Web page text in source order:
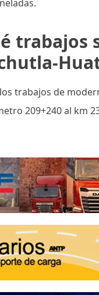
trabajos
los trabajos de
209+240 al km